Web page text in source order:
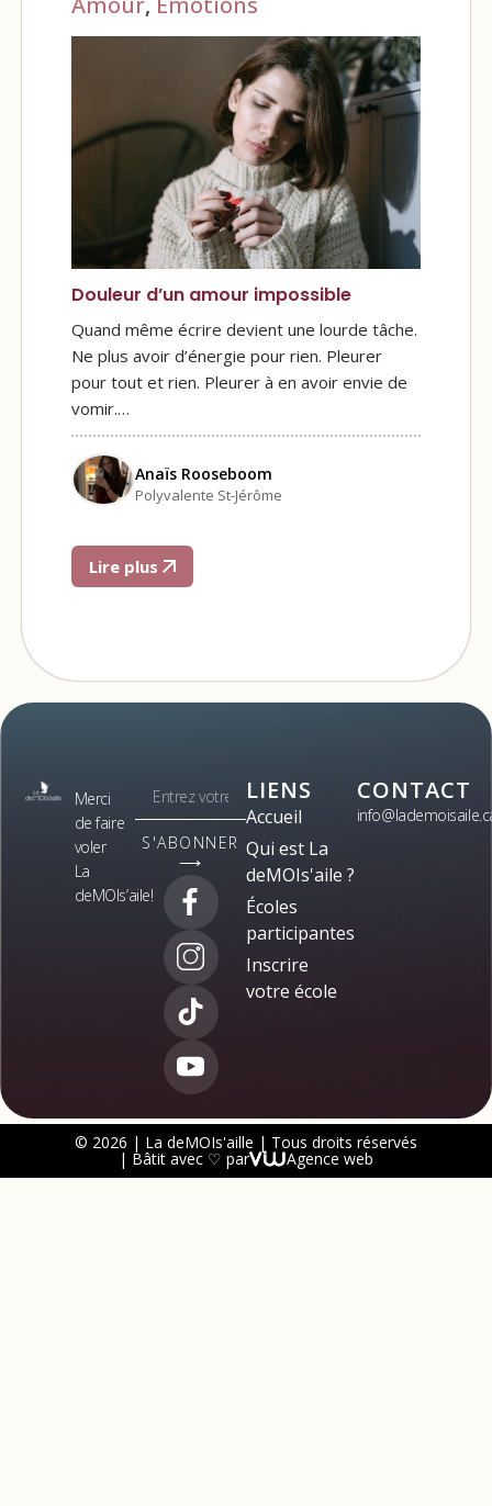
Douleur d’un amour impossible
Quand même écrire devient une lourde tâche.
Ne plus avoir d’énergie pour rien. Pleurer
pour tout et rien. Pleurer à en avoir envie de
vomir.…
Anaïs Rooseboom
Polyvalente St-Jérôme
Lire plus
Merci
de faire
voler
La
deMOIs’aile!
S'ABONNER
⟶
LIENS
Accueil
Qui est La
deMOIs'aile ?
Écoles
participantes
Inscrire
votre école
CONTACT
© 2026 | La deMOIs'aille | Tous droits réservés
| Bâtit avec ♡ par Agence web